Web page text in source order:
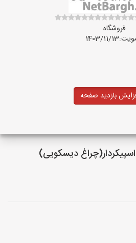
فروشگاه
11/13
بازدید صفحه
دیسکویی)